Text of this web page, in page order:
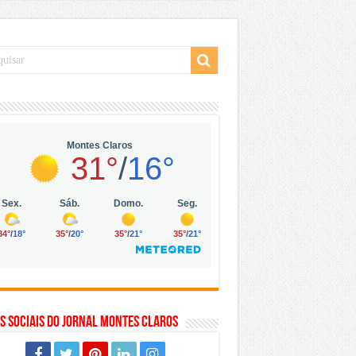
mil no digital
eólica e hidrogênio verde
Sociais do Jornal Montes Claros